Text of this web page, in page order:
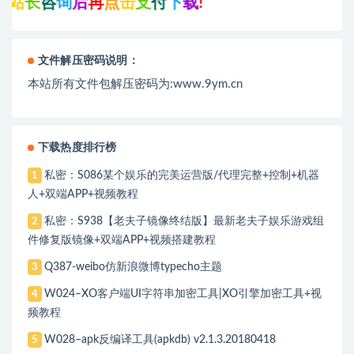
文件解压密码说明：
本站所有文件包解压密码为:www.9ym.cn
下载热度排行榜
1
私密：S086某个娱乐的完美运营版/代理完整+控制+机器
人+双端APP+视频教程
2
私密：S938【老夫子镜像终结版】最新老夫子娱乐游戏组
件修复版镜像+双端APP+视频搭建教程
3 Q387-weibo仿新浪微博typecho主题
4
W024–XO客户端UI字符串加密工具|XO引擎加密工具+视
频教程
5 W028–apk反编译工具(apkdb) v2.1.3.20180418